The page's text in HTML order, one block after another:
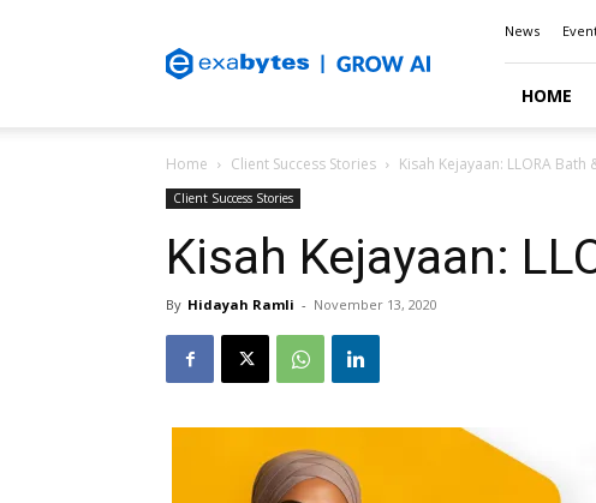
Blog
News
HOME
Home Client Success Stories Kisah Kejayaan: LLORA Bath
Client Success Stories
Kisah Kejayaan:
By Hidayah Ramli - November 13, 2020